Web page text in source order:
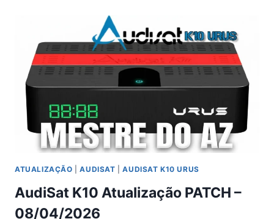
ATUALIZAÇÃO
–
09/04/2026
ATUALIZAÇÃO |AUDISAT |AUDISAT K10 URUS
AudiSat K10 Atualização PATCH –
08/04/2026